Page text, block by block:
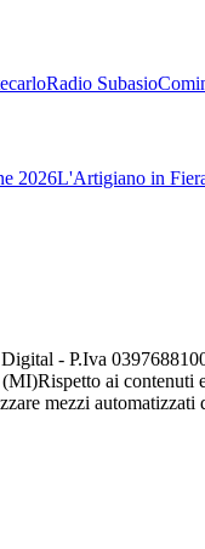
Radio Subasio
2026L'Artigiano in
- P.Iva
(MI)Rispetto ai contenuti
mezzi automatizzati